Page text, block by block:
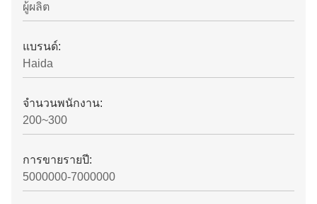
ผู้ผลิต
แบรนด์:
Haida
จํานวนพนักงาน:
200~300
การขายรายปี:
5000000-7000000